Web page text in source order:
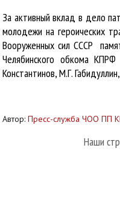
За активный вклад в дело
молодежи на героических
Вооруженных сил СССР
Челябинского обкома
Константинов, М.Г.
Автор:Пресс-служба ЧОО ПП
Наши